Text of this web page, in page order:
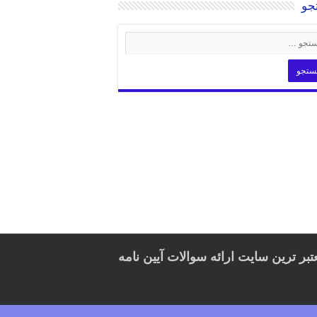
ترین سایت ارائه سوالات آیین نامه